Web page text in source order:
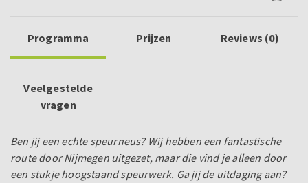
Programma Prijzen Reviews (0)
Veelgestelde
vragen
Ben jij een echte speurneus? Wij hebben een fantastische
route door Nijmegen uitgezet, maar die vind je alleen door
een stukje hoogstaand speurwerk. Ga jij de uitdaging aan?